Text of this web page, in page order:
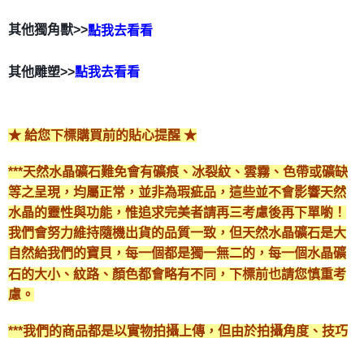
其他獨角獸>>點我去看看
其他雕塑>>點我去看看
★ 給您下標購買前的貼心提醒 ★
***天然水晶礦石難免會有礦痕、冰裂紋、雲霧、色帶或礦缺
等之呈現，均屬正常，並非為瑕疵品，這些並不會影響天然
水晶的靈性與功能，惟追求完美者請再三考慮後再下單喲！
我們會努力維持隨機出貨的品質一致，但天然水晶礦石是大
自然給我們的寶貝，每一個都是獨一無二的，每一個水晶礦
石的大小、紋路、顏色都會略有不同，下標前也請您慎重考
慮。
***我們的商品都是以實物拍攝上傳，但由於拍攝角度、技巧